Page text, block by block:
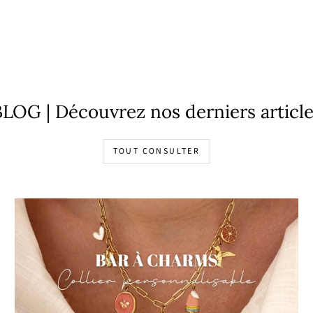
| Découvrez nos derniers
TOUT CONSULTER